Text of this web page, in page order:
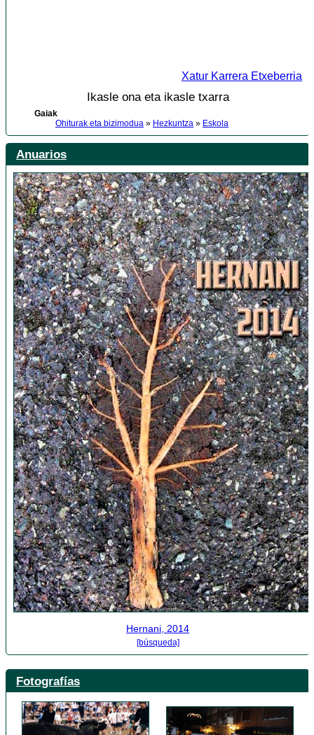
Xatur Karrera Etxeberria
Ikasle ona eta ikasle txarra
Gaiak
Ohiturak eta bizimodua » Hezkuntza » Eskola
Anuarios
Hernani, 2014
[búsqueda]
Fotografías